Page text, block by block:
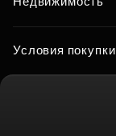
Условия покупки